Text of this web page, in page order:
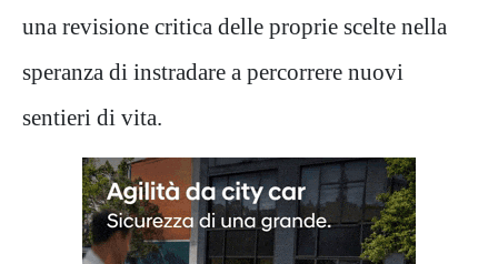
una revisione critica delle proprie scelte nella
speranza di instradare a percorrere nuovi
sentieri di vita.